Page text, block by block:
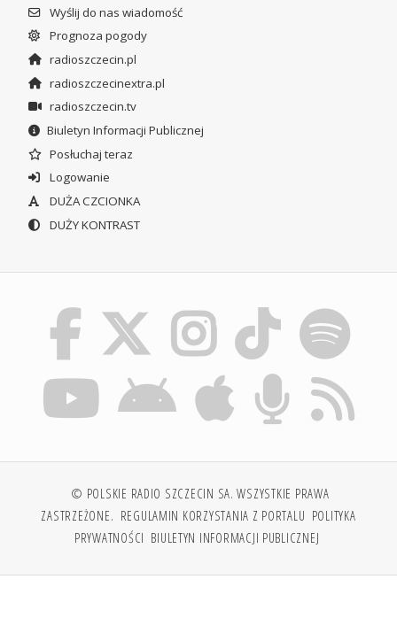
Wyślij do nas wiadomość
Prognoza pogody
radioszczecin.pl
radioszczecinextra.pl
radioszczecin.tv
Biuletyn Informacji Publicznej
Posłuchaj teraz
Logowanie
DUŻA CZCIONKA
DUŻY KONTRAST
© POLSKIE RADIO SZCZECIN SA. WSZYSTKIE PRAWA
ZASTRZEŻONE. REGULAMIN KORZYSTANIA Z PORTALU POLITYKA
PRYWATNOŚCI BIULETYN INFORMACJI PUBLICZNEJ